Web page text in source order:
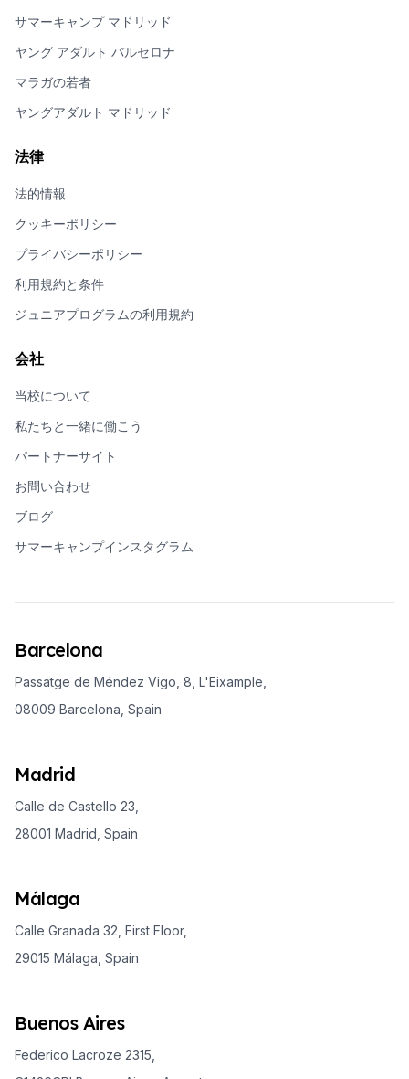
サマーキャンプ マドリッド
ヤング アダルト バルセロナ
マラガの若者
ヤングアダルト マドリッド
法律
法的情報
クッキーポリシー
プライバシーポリシー
利用規約と条件
ジュニアプログラムの利用規約
会社
当校について
私たちと一緒に働こう
パートナーサイト
お問い合わせ
ブログ
サマーキャンプインスタグラム
Barcelona
Passatge de Méndez Vigo, 8, L'Eixample,
08009 Barcelona, Spain
Madrid
Calle de Castello 23,
28001 Madrid, Spain
Málaga
Calle Granada 32, First Floor,
29015 Málaga, Spain
Buenos Aires
Federico Lacroze 2315,